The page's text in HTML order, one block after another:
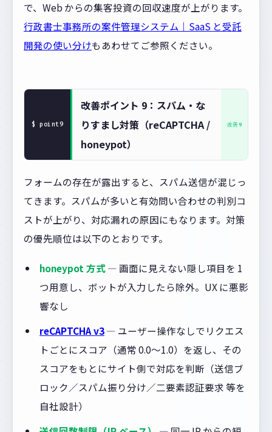
で、Web からの集客投資の回収速度が上がります。
行政書士事務所の案件管理システム｜SaaS と受託
開発の使い分けもあわせてご参照ください。
改善ポイント 9：スパム・な
りすまし対策（reCAPTCHA /
honeypot）
フォームの存在が露出すると、スパム送信が混じっ
てきます。スパムが多いと有効問い合わせの判別コ
ストが上がり、対応漏れの原因にもなります。対策
の優先順位は以下のとおりです。
honeypot 方式— 画面に見えない隠し項目を 1
つ用意し、ボットが入力したら除外。UX に悪影
響なし
reCAPTCHA v3— ユーザー操作なしでリクエス
トごとにスコア（通常 0.0〜1.0）を返し、その
スコアをもとにサイト側で対応を判断（送信ブ
ロック／スパム振り分け／二要素認証要求 等を
自社設計）